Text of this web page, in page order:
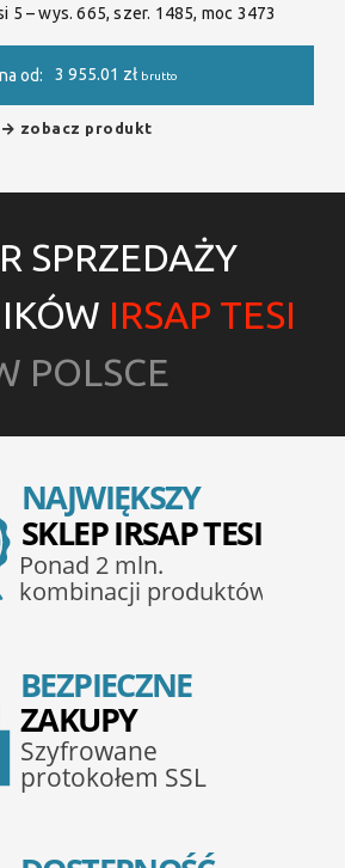
5 – wys. 665, szer. 1485, moc 3473
od: 3 955.01 zł brutto
zobacz produkt
SPRZEDAŻY
IRSAP TESI
POLSCE